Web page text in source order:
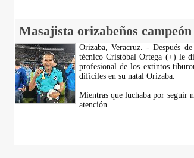
Masajista orizabeños
Orizaba, Veracruz. - Después
técnico Cristóbal Ortega (+) le
profesional de los extintos
difíciles en su natal Orizaba.
Mientras que luchaba por seguir
atención